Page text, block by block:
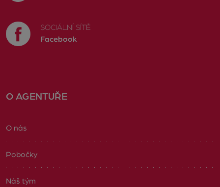
SOCIÁLNÍ SÍTĚ
Facebook
O AGENTUŘE
O nás
Pobočky
Náš tým